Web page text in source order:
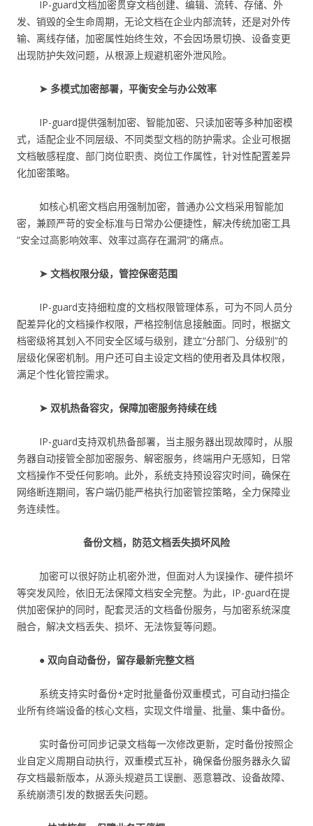
IP-guard文档加密贯穿文档创建、编辑、流转、存储、外
发、销毁的全生命周期，无论文档在企业内部流转，还是对外传
输、离线存储，加密属性始终生效，不会因场景切换、设备变更
出现防护失效问题，从根源上规避机密外泄风险。
➤ 多模式加密部署，平衡安全与办公效率
IP-guard提供强制加密、智能加密、只读加密等多种加密模
式，适配企业不同层级、不同类型文档的防护需求。企业可根据
文档敏感程度、部门岗位职责、岗位工作属性，针对性配置差异
化加密策略。
如核心机密文档启用强制加密，普通办公文档采用智能加
密，兼顾严苛的安全标准与日常办公便捷性，解决传统加密工具
“安全过高影响效率、效率过高存在漏洞”的痛点。
➤ 文档权限分级，管控保密范围
IP-guard支持细粒度的文档权限管理体系，可为不同人员分
配差异化的文档操作权限，严格控制信息接触面。同时，根据文
档密级将其划入不同安全区域与级别，建立“分部门、分级别”的
层级化保密机制。用户还可自主设定文档的使用者及具体权限，
满足个性化管控需求。
➤ 双机热备容灾，保障加密服务持续在线
IP-guard支持双机热备部署，当主服务器出现故障时，从服
务器自动接管全部加密服务、解密服务，终端用户无感知，日常
文档操作不受任何影响。此外，系统支持预设容灾时间，确保在
网络断连期间，客户端仍能严格执行加密管控策略，全力保障业
务连续性。
备份文档，防范文档丢失损坏风险
加密可以很好防止机密外泄，但面对人为误操作、硬件损坏
等突发风险，依旧无法保障文档安全完整。为此，IP-guard在提
供加密保护的同时，配套灵活的文档备份服务，与加密系统深度
融合，解决文档丢失、损坏、无法恢复等问题。
● 双向自动备份，留存最新完整文档
系统支持实时备份+定时批量备份双重模式，可自动扫描企
业所有终端设备的核心文档，实现文件增量、批量、集中备份。
实时备份可同步记录文档每一次修改更新，定时备份按照企
业自定义周期自动执行，双重模式互补，确保备份服务器永久留
存文档最新版本，从源头规避员工误删、恶意篡改、设备故障、
系统崩溃引发的数据丢失问题。